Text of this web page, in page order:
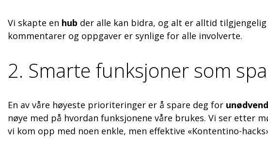
Vi skapte en hub der alle kan bidra, og alt er alltid
kommentarer og oppgaver er synlige for alle involverte.
2. Smarte funksjoner som
En av våre høyeste prioriteringer er å spare deg for
nøye med på hvordan funksjonene våre brukes. Vi ser etter
vi kom opp med noen enkle, men effektive «Kontentino-